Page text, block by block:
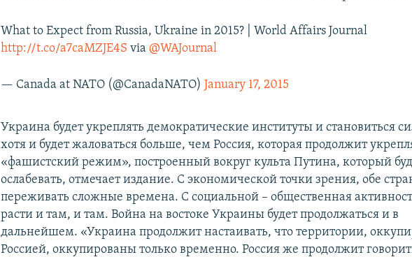
What to Expect from Russia, Ukraine in 2015? | World Affairs Journal
http://t.co/a7caMZJE4S via@WAJournal
— Canada at NATO (@CanadaNATO)January 17, 2015
Украина будет укреплять демократические институты и становиться
хотя и будет жаловаться больше, чем Россия, которая продолжит
«фашистский режим», построенный вокруг культа Путина, который
ослабевать, отмечает издание. С экономической точки зрения, обе
переживать сложные времена. С социальной – общественная
расти и там, и там. Война на востоке Украины будет продолжаться и в
дальнейшем. «Украина продолжит настаивать, что территории,
Россией, оккупированы только временно. Россия же продолжит